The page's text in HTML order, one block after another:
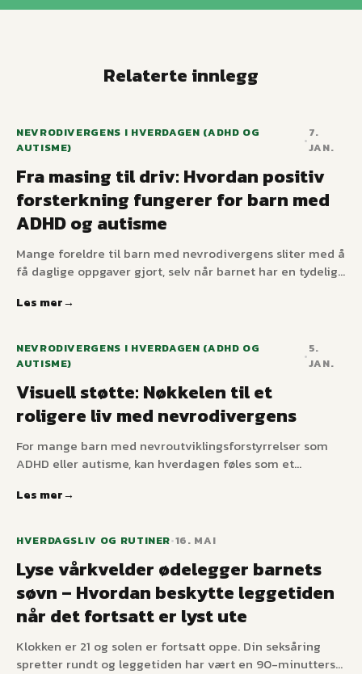
Relaterte innlegg
NEVRODIVERGENS I HVERDAGEN (ADHD OG
AUTISME)
•7.
JAN.
Fra masing til driv: Hvordan positiv
forsterkning fungerer for barn med
ADHD og autisme
Mange foreldre til barn med nevrodivergens sliter med å
få daglige oppgaver gjort, selv når barnet har en tydelig
og faktisk ha energien til å starte oppgaven, koker ofte
Les mer
NEVRODIVERGENS I HVERDAGEN (ADHD OG
AUTISME)
•5.
JAN.
Visuell støtte: Nøkkelen til et
roligere liv med nevrodivergens
For mange barn med nevroutviklingsforstyrrelser som
ADHD eller autisme, kan hverdagen føles som et
forsvinner lett i støyen, overganger skaper angst, og
Det er her visuell støtte kommer inn som en livredder –
dermed trygghet.
Les mer
HVERDAGSLIV OG RUTINER•16. MAI
Lyse vårkvelder ødelegger barnets
søvn – Hvordan beskytte leggetiden
når det fortsatt er lyst ute
Klokken er 21 og solen er fortsatt oppe. Din seksåring
spretter rundt og leggetiden har vært en 90-minutters